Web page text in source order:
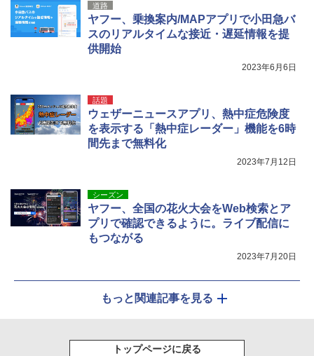
収納 コンパクト 簡単設営 カンガルーテント
ソロキャンプ ソロテント
￥20,718
ソーラー LED ランタン Type-C 充電式 ソー
ラーランタン IP65防水 キャンプ用品 防災グ
ッズ 6種類のライトモード 防災 吊り下げ 折
り畳み式 キャンプソーラーライト防災 停電
節電対策 超高輝度 日本語取扱説明書付き
道路
ヤフー、乗換案内/MAPアプリで小田急バ
スのリアルタイムな接近・遅延情報を提
供開始
2023年6月6日
話題
ウェザーニュースアプリ、熱中症危険度
を表示する「熱中症レーダー」機能を6時
間先まで無料化
2023年7月12日
シーズン
ヤフー、全国の花火大会をWeb検索とア
プリで確認できるように。ライブ配信に
もつながる
2023年7月20日
もっと関連記事を見る
トップページに戻る